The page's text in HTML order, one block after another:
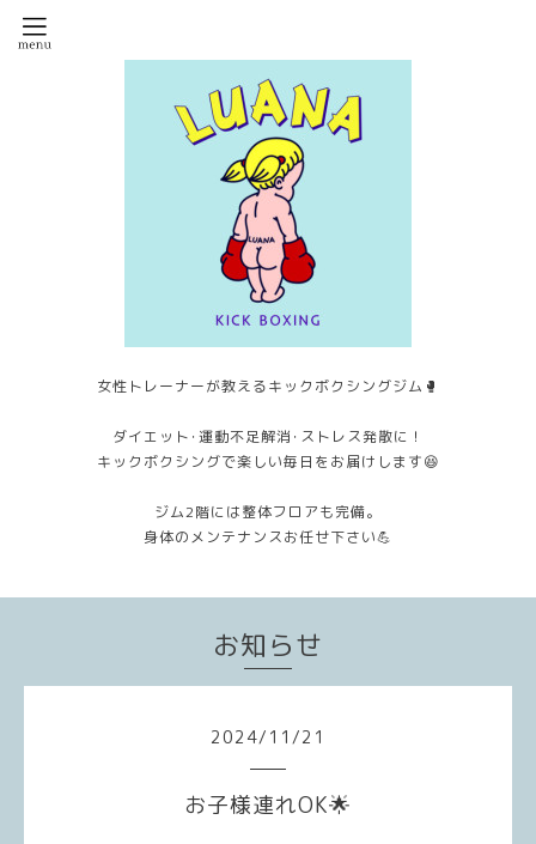
女性トレーナーが教えるキックボクシングジム🥊
ダイエット･運動不足解消･ストレス発散に！
キックボクシングで楽しい毎日をお届けします😆
ジム2階には整体フロアも完備。
身体のメンテナンスお任せ下さい💪
お知らせ
2024/ 11 /21
お子様連れOK🌟